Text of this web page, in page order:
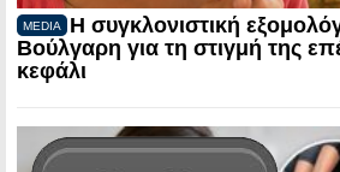
MEDIA
Η συγκλονιστική
Βούλγαρη για τη στιγμή της
κεφάλι